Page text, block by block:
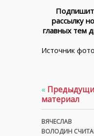
рассылку
главных тем
Источник
«
материал
ВЯЧЕСЛАВ
ВОЛОДИН